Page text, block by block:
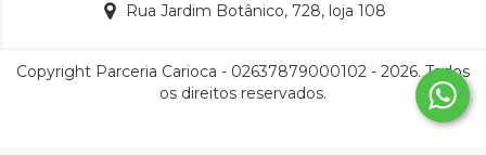
Rua Jardim Botânico, 728, loja 108
Copyright Parceria Carioca - 02637879000102 - 2026. Todos
os direitos reservados.